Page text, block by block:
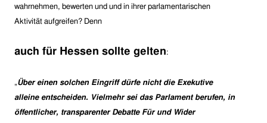
wahrnehmen, bewerten und und in ihrer parlamentarischen
Aktivität aufgreifen? Denn
auch für Hessen sollte gelten:
„Über einen solchen Eingriff dürfe nicht die Exekutive
alleine entscheiden. Vielmehr sei das Parlament berufen, in
öffentlicher, transparenter Debatte Für und Wider